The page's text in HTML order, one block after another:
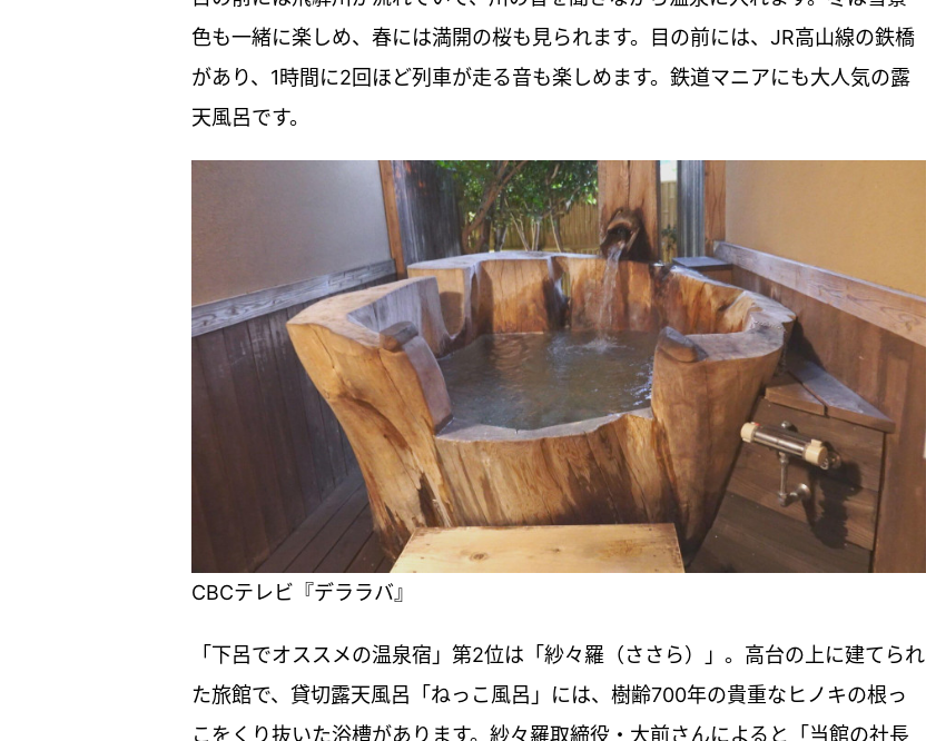
色も一緒に楽しめ、春には満開の桜も見られます。目の前には、JR高山線の鉄橋
があり、1時間に2回ほど列車が走る音も楽しめます。鉄道マニアにも大人気の露
天風呂です。
CBCテレビ『デララバ』
「下呂でオススメの温泉宿」第2位は「紗々羅（ささら）」。高台の上に建てられ
た旅館で、貸切露天風呂「ねっこ風呂」には、樹齢700年の貴重なヒノキの根っ
こをくり抜いた浴槽があります。紗々羅取締役・大前さんによると「当館の社長